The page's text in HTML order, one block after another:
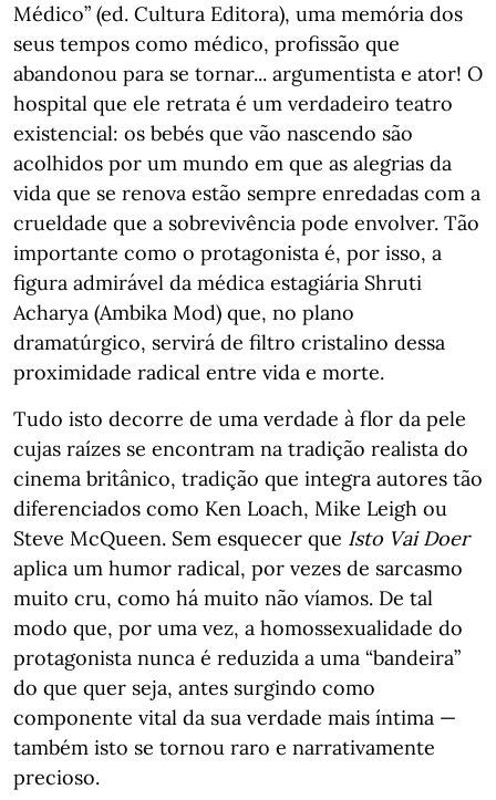
Médico” (ed. Cultura Editora), uma memória dos
seus tempos como médico, profissão que
abandonou para se tornar... argumentista e ator! O
hospital que ele retrata é um verdadeiro teatro
existencial: os bebés que vão nascendo são
acolhidos por um mundo em que as alegrias da
vida que se renova estão sempre enredadas com a
crueldade que a sobrevivência pode envolver. Tão
importante como o protagonista é, por isso, a
figura admirável da médica estagiária Shruti
Acharya (Ambika Mod) que, no plano
dramatúrgico, servirá de filtro cristalino dessa
proximidade radical entre vida e morte.
Tudo isto decorre de uma verdade à flor da pele
cujas raízes se encontram na tradição realista do
cinema britânico, tradição que integra autores tão
diferenciados como Ken Loach, Mike Leigh ou
Steve McQueen. Sem esquecer que Isto Vai Doer
aplica um humor radical, por vezes de sarcasmo
muito cru, como há muito não víamos. De tal
modo que, por uma vez, a homossexualidade do
protagonista nunca é reduzida a uma “bandeira”
do que quer seja, antes surgindo como
componente vital da sua verdade mais íntima —
também isto se tornou raro e narrativamente
precioso.